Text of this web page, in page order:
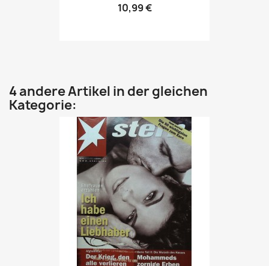
10,99 €
4 andere Artikel in der gleichen
Kategorie: